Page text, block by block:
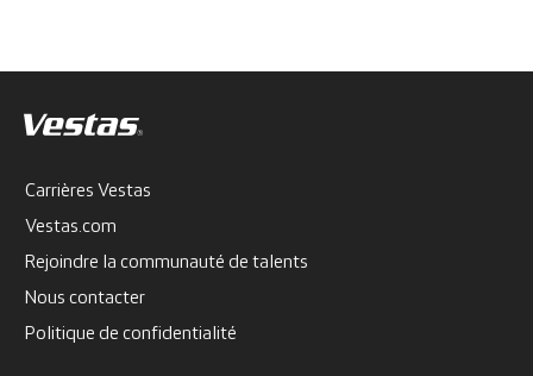
Carrières Vestas
Vestas.com
Rejoindre la communauté de talents
Nous contacter
Politique de confidentialité